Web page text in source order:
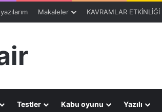
Makaleler KAVRAMLAR ETKİNLİĞİ
Testler Kabu oyunu Yazılı